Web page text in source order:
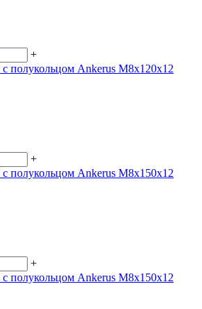
+
полукольцом Ankerus М8х120х12
+
полукольцом Ankerus М8х150х12
+
полукольцом Ankerus М8х150х12